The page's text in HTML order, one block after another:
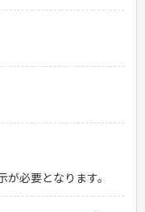
必要となります。